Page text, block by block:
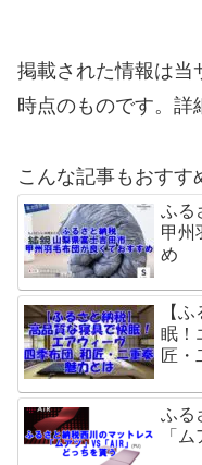
掲載された情報は当
時点のものです。詳
こんな記事もおすす
ふる
甲州
め
【
眠！
匠・
ふる
「